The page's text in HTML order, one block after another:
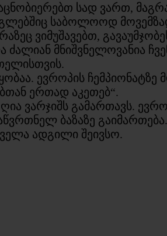
სად ვართ,
საბოლოოდ
ვიმუშავებთ,
მნიშვნელოვანია
ევროპის ჩემპიონატზე
ერთად აკეთებ“.
ვარჯიშს გამართავს. ევრო
ბაზაზე გაიმართება.
ადგილი შეივსო.